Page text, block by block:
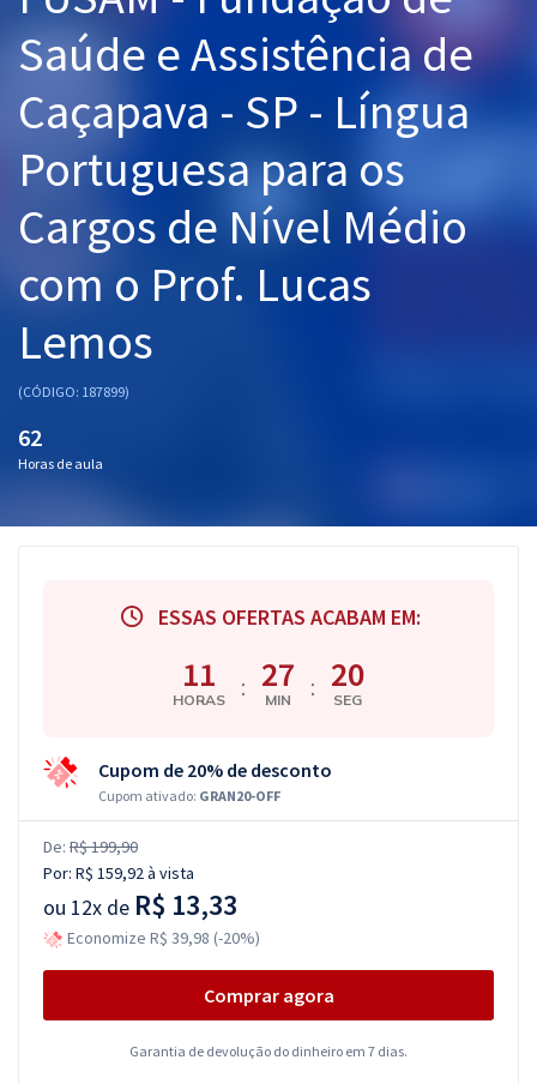
Graduação
Mentorias
Questões grátis
Conteúdo gratuito
Blog
Aprovados
Atendimento
Saúde e Assistência de
Caçapava - SP - Língua
Portuguesa para os
Cargos de Nível Médio
com o Prof. Lucas
Lemos
(CÓDIGO: 187899)
62
Horas de aula
ESSAS OFERTAS ACABAM EM:
11
HORAS : 27
MIN : 20
SEG
Cupom de 20% de desconto
Cupom ativado: GRAN20-OFF
De: R$ 199,90
Por: R$ 159,92à vista
ou 12x de R$ 13,33
Economize R$ 39,98 (-20%)
Comprar agora
Garantia de devolução do dinheiro em 7 dias.